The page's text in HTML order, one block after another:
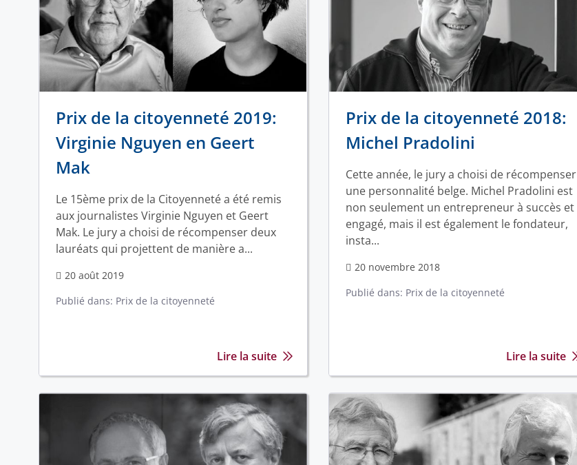
Prix de la citoyenneté 2019:
Virginie Nguyen en Geert
Mak
Le 15ème prix de la Citoyenneté a été remis
aux journalistes Virginie Nguyen et Geert
Mak. Le jury a choisi de récompenser deux
lauréats qui projettent de manière a...
20 août 2019
Publié dans: Prix de la citoyenneté
Lire la suite
Prix de la citoyenneté 2018:
Michel Pradolini
Cette année, le jury a choisi de récompenser
une personnalité belge. Michel Pradolini est
non seulement un entrepreneur à succès et
engagé, mais il est également le fondateur,
insta...
20 novembre 2018
Publié dans: Prix de la citoyenneté
Lire la suite